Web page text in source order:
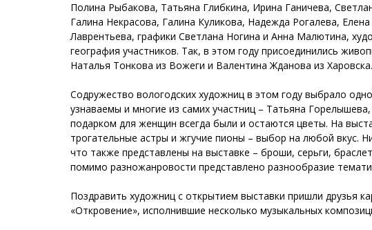
Полина Рыбакова, Татьяна Глибкина, Ирина Ганичева,
Галина Некрасова, Галина Куликова, Надежда Рогалева,
Лаврентьева, графики Светлана Ногина и Анна Малютина,
география участников. Так, в этом году присоединились
Наталья Тонкова из Вожеги и Валентина Жданова из Харовска.
Содружество вологодских художниц в этом году выбрало
узнаваемы и многие из самих участниц – Татьяна
подарком для женщин всегда были и остаются цветы. На
трогательные астры и жгучие пионы – выбор на любой вкус.
что также представлены на выставке – броши, серьги,
помимо разножанровости представлено разнообразие
Поздравить художниц с открытием выставки пришли друзья
«Откровение», исполнившие несколько музыкальных